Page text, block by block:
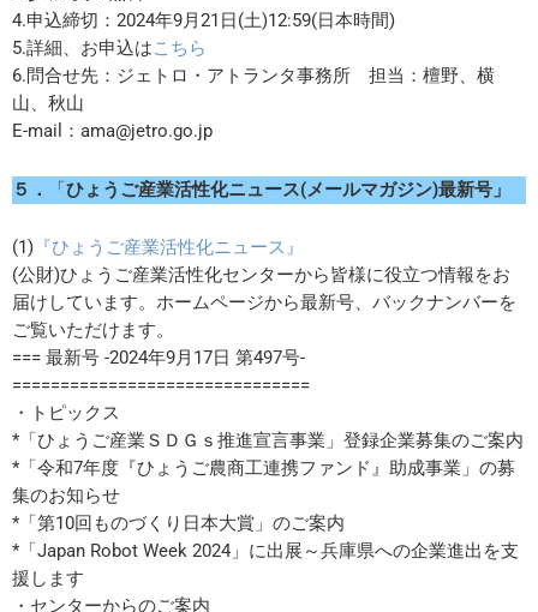
4.申込締切：2024年9月21日(土)12:59(日本時間)
5.詳細、お申込はこちら
6.問合せ先：ジェトロ・アトランタ事務所 担当：檀野、横
山、秋山
E-mail：ama@jetro.go.jp
５． 「ひょうご産業活性化ニュース(メールマガジン)最新号」
(1) 『ひょうご産業活性化ニュース』
(公財)ひょうご産業活性化センターから皆様に役立つ情報をお
届けしています。ホームページから最新号、バックナンバーを
ご覧いただけます。
=== 最新号 -2024年9月17日 第497号-
===============================
・トピックス
*「ひょうご産業ＳＤＧｓ推進宣言事業」登録企業募集のご案内
*「令和7年度『ひょうご農商工連携ファンド』助成事業」の募
集のお知らせ
*「第10回ものづくり日本大賞」のご案内
*「Japan Robot Week 2024」に出展～兵庫県への企業進出を支
援します
・センターからのご案内